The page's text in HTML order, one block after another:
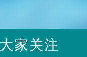
大家关注